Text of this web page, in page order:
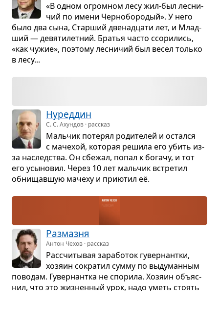
«В одном огром­ном лесу жил-был лес­ни­
чий по имени Чер­но­бо­ро­дый». У него
было два сына, Стар­ший две­на­дцати лет, и Млад­
ший — девя­ти­лет­ний. Бра­тья часто ссо­ри­лись,
«как чужие», поэтому лес­ни­чий был весел только
в лесу...
Нуред­дин
С. С. Ахундов · рассказ
Маль­чик поте­рял роди­те­лей и остался
с маче­хой, кото­рая решила его убить из-
за наслед­ства. Он сбе­жал, попал к богачу, и тот
его усы­но­вил. Через 10 лет маль­чик встре­тил
обни­щав­шую мачеху и при­ю­тил её.
Раз­мазня
Антон Чехов · рассказ
Рас­счи­ты­вая зара­бо­ток гувер­нантки,
хозяин сокра­тил сумму по выду­ман­ным
пово­дам. Гувер­нантка не спо­рила. Хозяин объ­яс­
нил, что это жиз­нен­ный урок, надо уметь сто­ять